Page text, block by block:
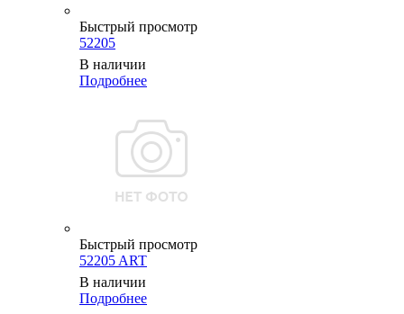
Быстрый просмотр
52205
В наличии
Подробнее
Быстрый просмотр
52205 ART
В наличии
Подробнее